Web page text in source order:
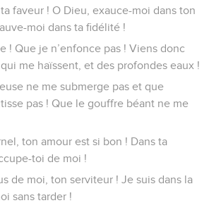
faveur ! O Dieu, exauce-moi dans ton
moi dans ta fidélité !
! Que je n’enfonce pas ! Viens donc
me haïssent, et des profondes eaux !
ne me submerge pas et que
pas ! Que le gouffre béant ne me
ton amour est si bon ! Dans ta
toi de moi !
de moi, ton serviteur ! Je suis dans la
sans tarder !